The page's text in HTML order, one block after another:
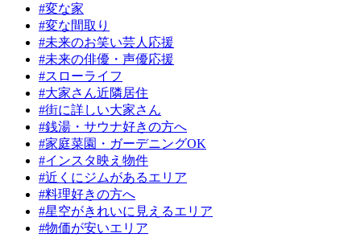
#変な家
#変な間取り
#未来のお笑い芸人応援
#未来の俳優・声優応援
#スローライフ
#大家さん近隣居住
#街に詳しい大家さん
#銭湯・サウナ好きの方へ
#家庭菜園・ガーデニングOK
#インスタ映え物件
#近くにジムがあるエリア
#料理好きの方へ
#星空がきれいに見えるエリア
#物価が安いエリア